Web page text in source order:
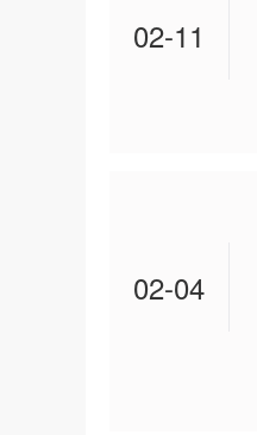
02-11
02-04